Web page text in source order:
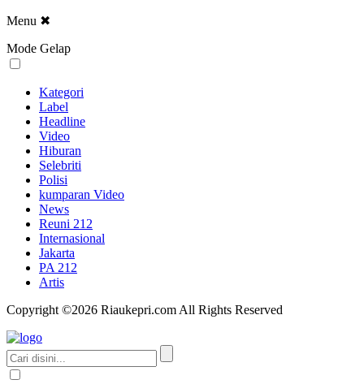
Menu ✖
Mode Gelap
Kategori
Label
Headline
Video
Hiburan
Selebriti
Polisi
kumparan Video
News
Reuni 212
Internasional
Jakarta
PA 212
Artis
Copyright ©2026 Riaukepri.com All Rights Reserved